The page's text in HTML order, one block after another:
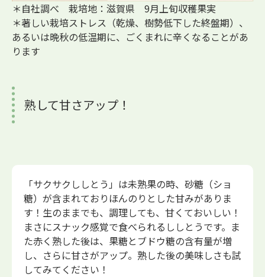
＊自社調べ 栽培地：滋賀県 9月上旬収穫果実
＊著しい栽培ストレス（乾燥、樹勢低下した終盤期）、
あるいは晩秋の低温期に、ごくまれに辛くなることがあ
ります
熟して甘さアップ！
「サクサクししとう」は未熟果の時、砂糖（ショ
糖）が含まれておりほんのりとした甘みがありま
す！生のままでも、調理しても、甘くておいしい！
まさにスナック感覚で食べられるししとうです。ま
た赤く熟した後は、果糖とブドウ糖の含有量が増
し、さらに甘さがアップ。熟した後の美味しさも試
してみてください！